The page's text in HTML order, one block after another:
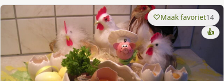
Maak favoriet14
👍